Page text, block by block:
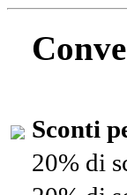
Sconti
20% di